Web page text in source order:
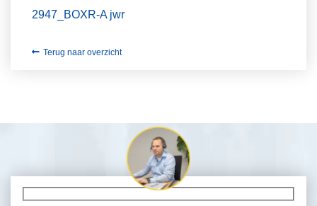
2947_BOXR-A jwr
Terug naar overzicht